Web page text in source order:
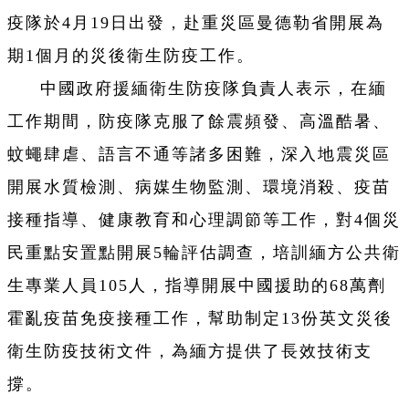
疫隊於4月19日出發，赴重災區曼德勒省開展為
期1個月的災後衛生防疫工作。
中國政府援緬衛生防疫隊負責人表示，在緬
工作期間，防疫隊克服了餘震頻發、高溫酷暑、
蚊蠅肆虐、語言不通等諸多困難，深入地震災區
開展水質檢測、病媒生物監測、環境消殺、疫苗
接種指導、健康教育和心理調節等工作，對4個災
民重點安置點開展5輪評估調查，培訓緬方公共衛
生專業人員105人，指導開展中國援助的68萬劑
霍亂疫苗免疫接種工作，幫助制定13份英文災後
衛生防疫技術文件，為緬方提供了長效技術支
撐。